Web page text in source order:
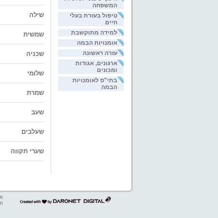
המשפחה
טיפול בעזרת בעלי
חיים
למידה מתוקשבת
אומנויות הבמה
עזרה ראשונה
ארגונים, אגודות
ומכונים
בתי"ס לאומנויות
הבמה
שילה
שמשית
שכניה
שלומי
שמרת
שעב
שעלבים
שערי תקווה
דרונט